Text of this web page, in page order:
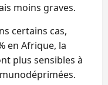
moins graves.
certains cas,
en Afrique, la
plus sensibles à